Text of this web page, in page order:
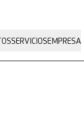
SERVICIOSEMPRESA